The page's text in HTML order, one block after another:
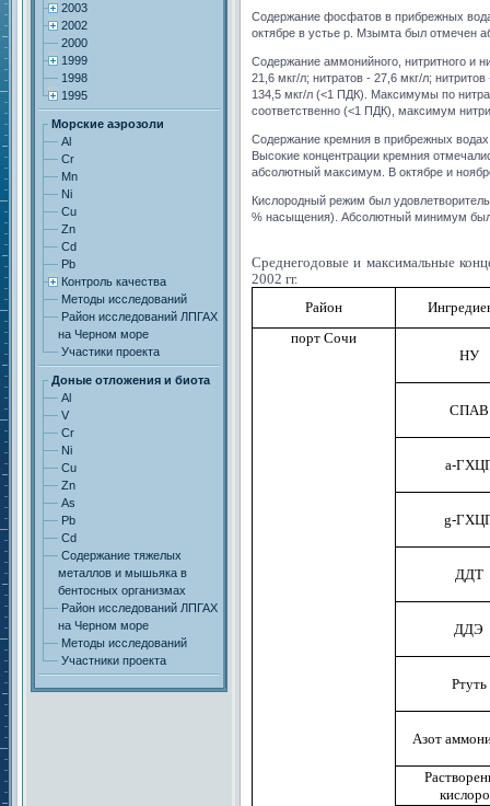
2003
2002
2000
1999
1998
1995
Морские аэрозоли
Al
Cr
Mn
Ni
Cu
Zn
Cd
Pb
Контроль качества
Методы исследований
Район исследований ЛПГАХ
на Черном море
Участики проекта
Доные отложения и биота
Al
V
Cr
Ni
Cu
Zn
As
Pb
Cd
Содержание тяжелых
металлов и мышьяка в
бентосных организмах
Район исследований ЛПГАХ
на Черном море
Методы исследований
Участники проекта
Содержание фосфатов в прибрежных
октябре в устье р. Мзымта был отмечен
Содержание аммонийного, нитритного и
21,6 мкг/л; нитратов - 27,6 мкг/л;
134,5 мкг/л (<1 ПДК). Максимумы по
соответственно (<1 ПДК), максимум
Содержание кремния в прибрежных водах
Высокие концентрации кремния
абсолютный максимум. В октябре и
Кислородный режим был
% насыщения). Абсолютный минимум был
Среднегодовые и максимальные
2002 гг.
Район
порт Сочи
НУ
СПАВ
a-
g-
ДДТ
ДДЭ
Ртуть
Азот